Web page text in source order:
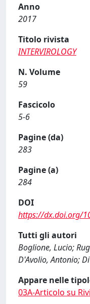
Anno
2017
Titolo rivista
INTERVIROLOGY
N. Volume
59
Fascicolo
5-6
Pagine (da)
283
Pagine (a)
284
DOI
https://dx.doi.org/
Tutti gli autori
Boglione, Lucio;
D'Avolio, Antonio;
Appare nelle
03A-Articolo su